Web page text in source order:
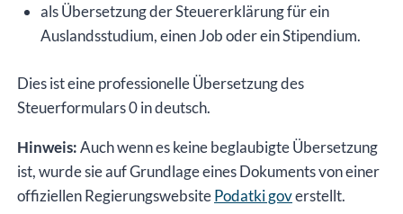
als Übersetzung der Steuererklärung für ein
Auslandsstudium, einen Job oder ein Stipendium.
Dies ist eine professionelle Übersetzung des
Steuerformulars 0 in deutsch.
Hinweis:Auch wenn es keine beglaubigte Übersetzung
ist, wurde sie auf Grundlage eines Dokuments von einer
offiziellen RegierungswebsitePodatki goverstellt.